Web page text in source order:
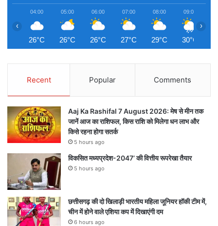
04:00
26°C
05:00
26°C
06:00
26°C
07:00
27°C
08:00
29°C
09:00
30°C
‹ ›
Recent Popular Comments
Aaj Ka Rashifal 7 August 2026: मेष से मीन तक
जानें आज का राशिफल, किस राशि को मिलेगा धन लाभ और
किसे रहना होगा सतर्क
5 hours ago
विकसित मध्यप्रदेश-2047’ की वित्तीय रूपरेखा तैयार
5 hours ago
छत्तीसगढ़ की दो खिलाड़ी भारतीय महिला जूनियर हॉकी टीम में,
चीन में होने वाले एशिया कप में दिखाएंगी दम
6 hours ago